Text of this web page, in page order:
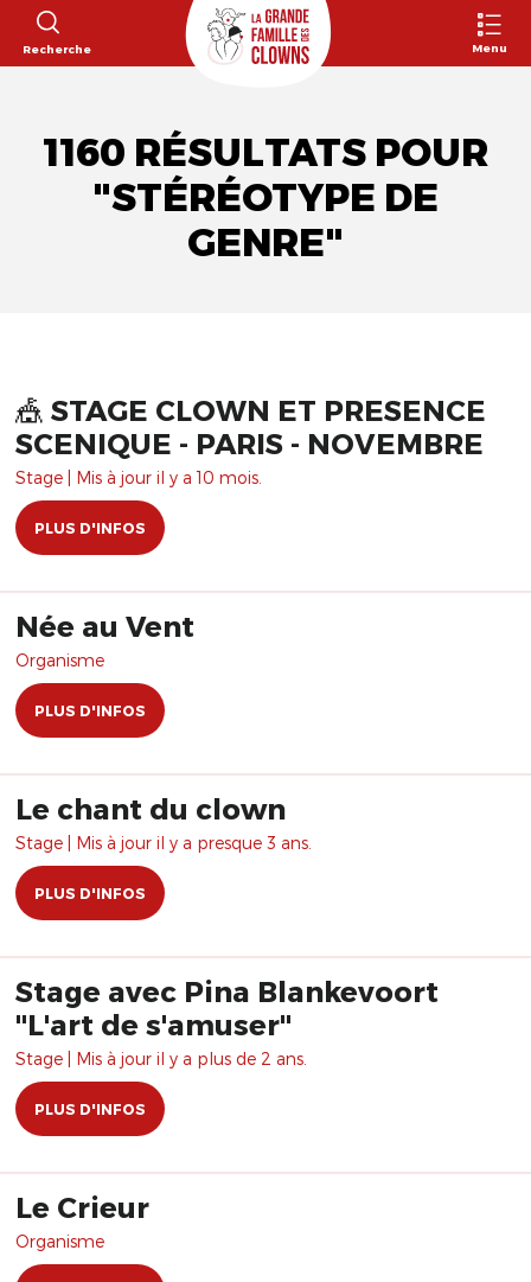
Recherche Menu
1160 RÉSULTATS POUR
"STÉRÉOTYPE DE
GENRE"
🎪 STAGE CLOWN ET PRESENCE
SCENIQUE - PARIS - NOVEMBRE
Stage | Mis à jour il y a 10 mois.
PLUS D'INFOS
Née au Vent
Organisme
PLUS D'INFOS
Le chant du clown
Stage | Mis à jour il y a presque 3 ans.
PLUS D'INFOS
Stage avec Pina Blankevoort
"L'art de s'amuser"
Stage | Mis à jour il y a plus de 2 ans.
PLUS D'INFOS
Le Crieur
Organisme